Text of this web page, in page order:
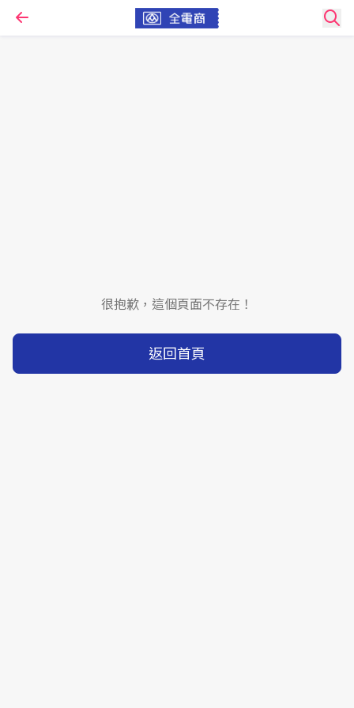
很抱歉，這個頁面不存在！
返回首頁